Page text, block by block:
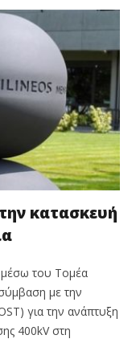
κατασκευή
μέσω του Τομέα
με την
για την ανάπτυξη
400kV στη